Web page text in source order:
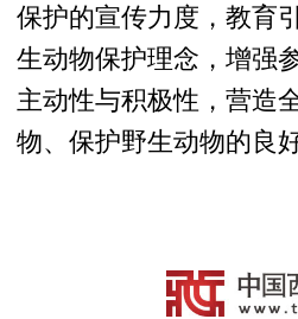
保护的宣传力度，教育
生动物保护理念，增强
主动性与积极性，营造
物、保护野生动物的良